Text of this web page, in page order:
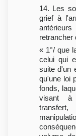
14. Les
grief à
retrancher
« 1°/ que
celui qui
suite d'un
qu'une loi
fonds,
visant à